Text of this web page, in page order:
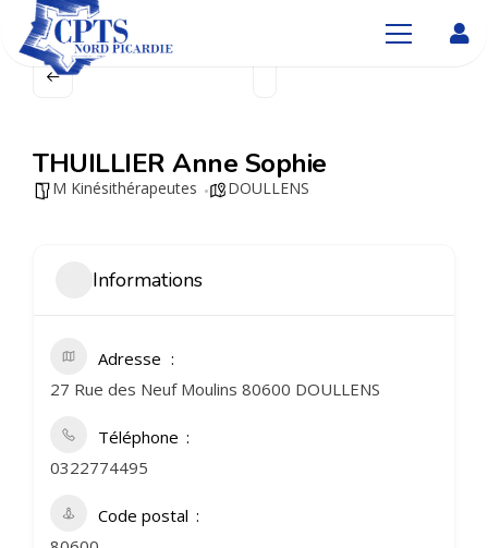
THUILLIER Anne Sophie
M Kinésithérapeutes DOULLENS
Informations
Adresse
27 Rue des Neuf Moulins 80600 DOULLENS
Téléphone
0322774495
Code postal